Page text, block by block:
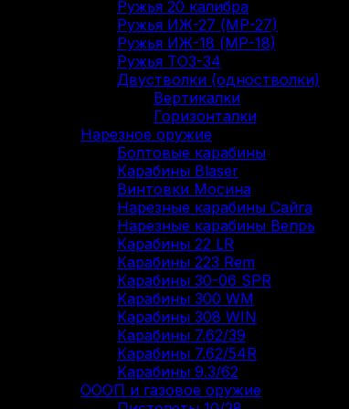
Ружья 20 калибра
Ружья ИЖ-27 (МР-27)
Ружья ИЖ-18 (МР-18)
Ружья ТОЗ-34
Двустволки (одностволки)
Вертикалки
Горизонталки
Нарезное оружие
Болтовые карабины
Карабины Blaser
Винтовки Мосина
Нарезные карабины Сайга
Нарезные карабины Вепрь
Карабины 22 LR
Карабины 223 Rem
Карабины 30-06 SPR
Карабины 300 WM
Карабины 308 WIN
Карабины 7.62/39
Карабины 7.62/54R
Карабины 9.3/62
ОООП и газовое оружие